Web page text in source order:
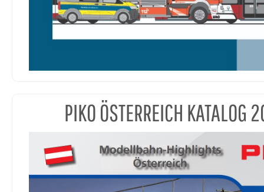
PIKO ÖSTERREICH KATALOG